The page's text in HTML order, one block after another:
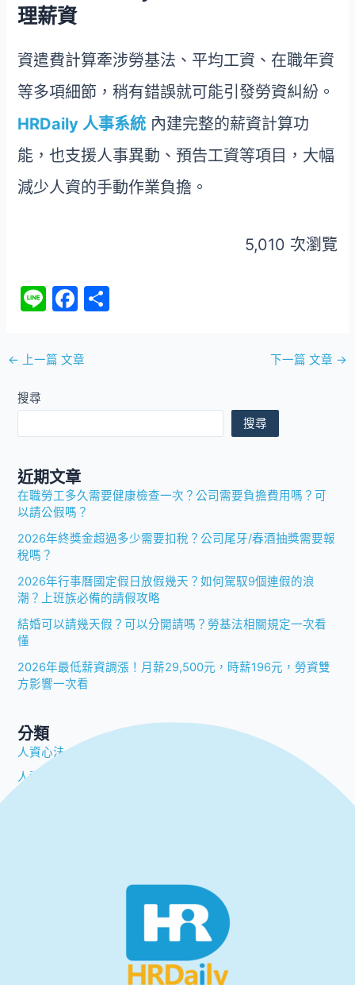
理薪資
資遣費計算牽涉勞基法、平均工資、在職年資
等多項細節，稍有錯誤就可能引發勞資糾紛。
HRDaily 人事系統 內建完整的薪資計算功
能，也支援人事異動、預告工資等項目，大幅
減少人資的手動作業負擔。
5,010 次瀏覽
Li
e
F
c
e
k
← 上一篇 文章 下一篇 文章 →
搜尋
搜尋
近期文章
在職勞工多久需要健康檢查一次？公司需要負擔費用嗎？可
以請公假嗎？
2026年終獎金超過多少需要扣稅？公司尾牙/春酒抽獎需要報
稅嗎？
2026年行事曆國定假日放假幾天？如何駕馭9個連假的浪
潮？上班族必備的請假攻略
結婚可以請幾天假？可以分開請嗎？勞基法相關規定一次看
懂
2026年最低薪資調漲！月薪29,500元，時薪196元，勞資雙
方影響一次看
分類
人資心法
人資解方